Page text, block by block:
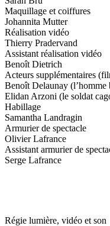
Maquillage et coiffures
Johannita Mutter
Réalisation vidéo
Thierry Pradervand
Assistant réalisation vidéo
Benoît Dietrich
Acteurs supplémentaires
Benoît Delaunay (l’homme
Elidan Arzoni (le soldat
Habillage
Samantha Landragin
Armurier de spectacle
Olivier Lafrance
Assistant armurier de
Serge Lafrance
Régie lumière, vidéo et son